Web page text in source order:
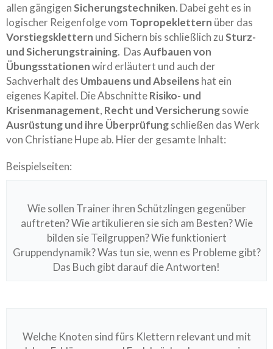
allen gängigenSicherungstechniken. Dabei geht es in
logischer Reigenfolge vom Topropeklettern über das
Vorstiegsklettern und Sichern bis schließlich zuSturz-
und Sicherungstraining. DasAufbauen von
Übungsstationenwird erläutert und auch der
Sachverhalt des Umbauens und Abseilenshat ein
eigenes Kapitel. Die AbschnitteRisiko- und
Krisenmanagement, Recht und Versicherungsowie
Ausrüstung und ihre Überprüfungschließen das Werk
von Christiane Hupe ab. Hier der gesamte Inhalt:
Beispielseiten:
Wie sollen Trainer ihren Schützlingen gegenüber
auftreten? Wie artikulieren sie sich am Besten? Wie
bilden sie Teilgruppen? Wie funktioniert
Gruppendynamik? Was tun sie, wenn es Probleme gibt?
Das Buch gibt darauf die Antworten!
Welche Knoten sind fürs Klettern relevant und mit